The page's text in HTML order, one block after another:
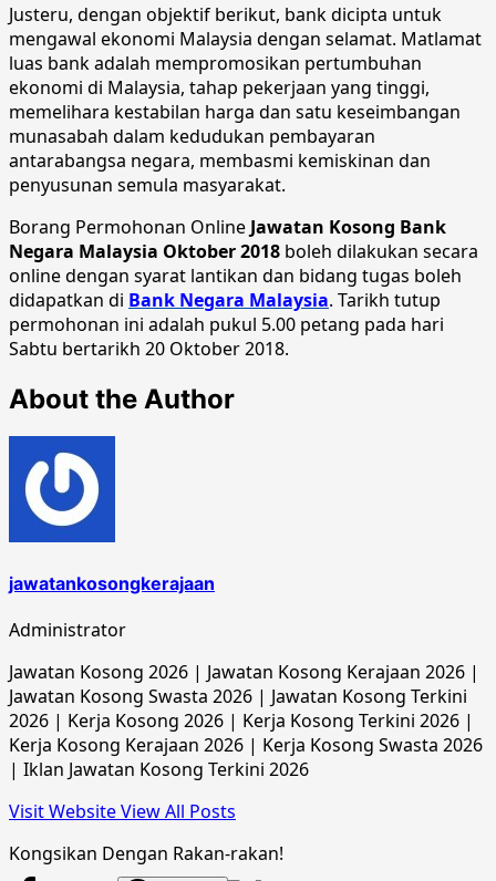
Justeru, dengan objektif berikut, bank dicipta untuk
mengawal ekonomi Malaysia dengan selamat. Matlamat
luas bank adalah mempromosikan pertumbuhan
ekonomi di Malaysia, tahap pekerjaan yang tinggi,
memelihara kestabilan harga dan satu keseimbangan
munasabah dalam kedudukan pembayaran
antarabangsa negara, membasmi kemiskinan dan
penyusunan semula masyarakat.
Borang Permohonan Online Jawatan Kosong Bank
Negara Malaysia Oktober 2018 boleh dilakukan secara
online dengan syarat lantikan dan bidang tugas boleh
didapatkan di Bank Negara Malaysia. Tarikh tutup
permohonan ini adalah pukul 5.00 petang pada hari
Sabtu bertarikh 20 Oktober 2018.
About the Author
jawatankosongkerajaan
Administrator
Jawatan Kosong 2026 | Jawatan Kosong Kerajaan 2026 |
Jawatan Kosong Swasta 2026 | Jawatan Kosong Terkini
2026 | Kerja Kosong 2026 | Kerja Kosong Terkini 2026 |
Kerja Kosong Kerajaan 2026 | Kerja Kosong Swasta 2026
| Iklan Jawatan Kosong Terkini 2026
Visit WebsiteView All Posts
Kongsikan Dengan Rakan-rakan!